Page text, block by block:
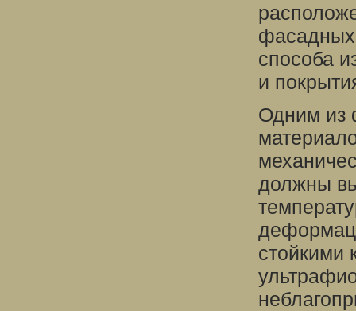
фасадных
способа
и
Одним из
должны
стойкими